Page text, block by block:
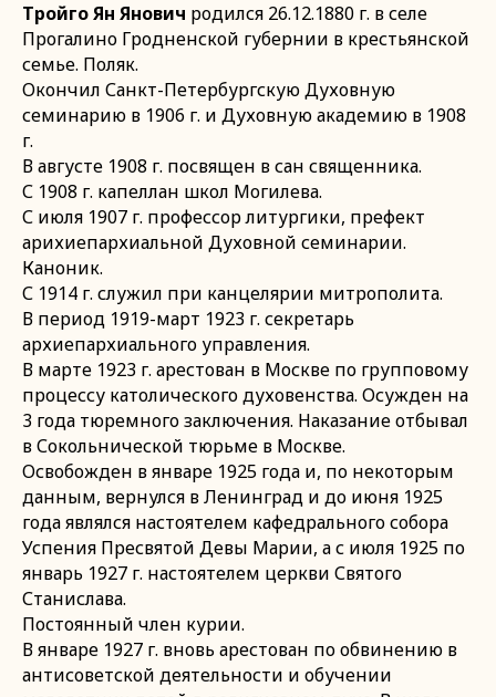
Тройго Ян Янович родился 26.12.1880 г. в селе
Прогалино Гродненской губернии в крестьянской
семье. Поляк.
Окончил Санкт-Петербургскую Духовную
семинарию в 1906 г. и Духовную академию в 1908
г.
В августе 1908 г. посвящен в сан священника.
С 1908 г. капеллан школ Могилева.
С июля 1907 г. профессор литургики, префект
арихиепархиальной Духовной семинарии.
Каноник.
С 1914 г. служил при канцелярии митрополита.
В период 1919-март 1923 г. секретарь
архиепархиального управления.
В марте 1923 г. арестован в Москве по групповому
процессу католического духовенства. Осужден на
3 года тюремного заключения. Наказание отбывал
в Сокольнической тюрьме в Москве.
Освобожден в январе 1925 года и, по некоторым
данным, вернулся в Ленинград и до июня 1925
года являлся настоятелем кафедрального собора
Успения Пресвятой Девы Марии, а с июля 1925 по
январь 1927 г. настоятелем церкви Святого
Станислава.
Постоянный член курии.
В январе 1927 г. вновь арестован по обвинению в
антисоветской деятельности и обучении